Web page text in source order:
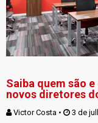
Saiba quem são
novos diretores
Victor Costa • 3 de